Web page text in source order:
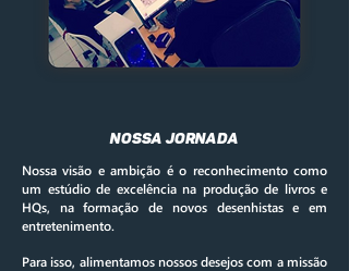
nossa jornada
Nossa visão e ambição é o reconhecimento como
um estúdio de excelência na produção de livros e
HQs, na formação de novos desenhistas e em
entretenimento.
Para isso, alimentamos nossos desejos com a missão